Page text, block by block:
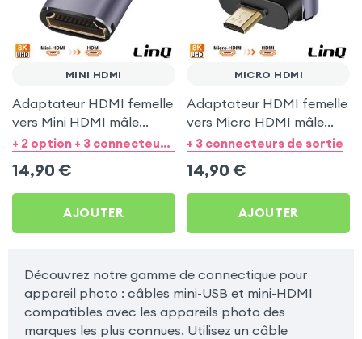
MINI HDMI
Adaptateur HDMI femelle
vers Mini HDMI mâle
coudé à droite 8K UHD -+ 2 option + 3 connecteurs de sortie
14,90 €
AJOUTER
MICRO HDMI
Adaptateur HDMI femelle
vers Micro HDMI mâle
coudé 90° 8K UHD - LinQ
+ 3 connecteurs de sortie
14,90 €
AJOUTER
Découvrez notre gamme de connectique pour
appareil photo : câbles mini-USB et mini-HDMI
compatibles avec les appareils photo des
marques les plus connues. Utilisez un câble